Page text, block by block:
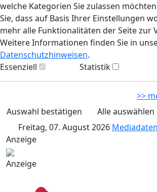
welche Kategorien Sie zulassen
Sie, dass auf Basis Ihrer Einstellungen
mehr alle Funktionalitäten der Seite zur
Weitere Informationen finden Sie in
Datenschutzhinweisen.
Essenziell
Statistik
>>
Auswahl bestätigen
Alle auswählen
Freitag, 07. August 2026 Mediadaten
Anzeige
Anzeige